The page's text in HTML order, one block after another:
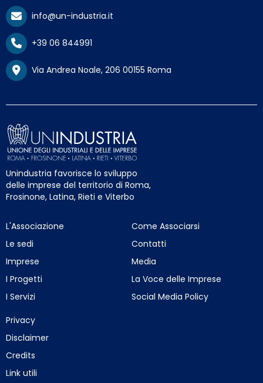
info@un-industria.it
+39 06 844991
Via Andrea Noale, 206 00155 Roma
Unindustria favorisce lo sviluppo
delle imprese del territorio di Roma,
Frosinone, Latina, Rieti e Viterbo
L'Associazione
Le sedi
Imprese
I Progetti
I Servizi
Come Associarsi
Contatti
Media
La Voce delle Imprese
Social Media Policy
Privacy
Disclaimer
Credits
Link utili